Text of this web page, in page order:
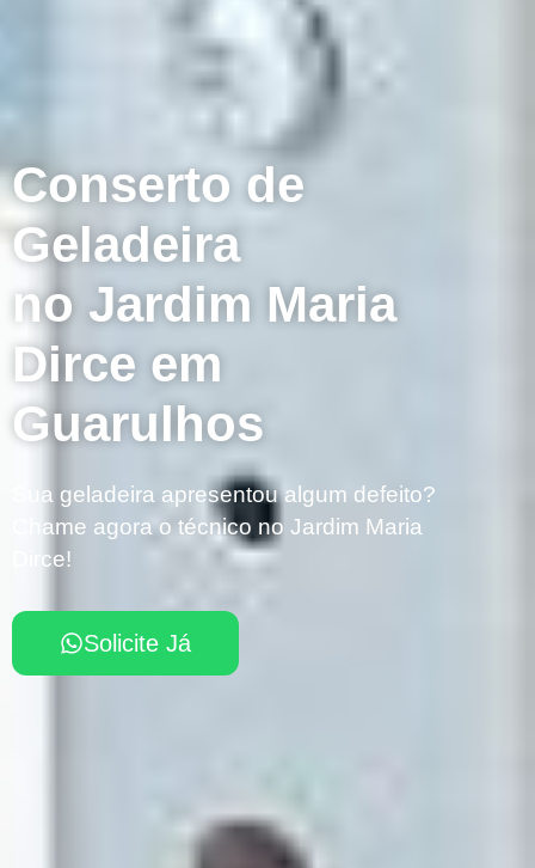
Conserto de
Geladeira
no Jardim Maria
Dirce em
Guarulhos
Sua geladeira apresentou algum defeito?
Chame agora o técnico no Jardim Maria
Dirce!
Solicite Já